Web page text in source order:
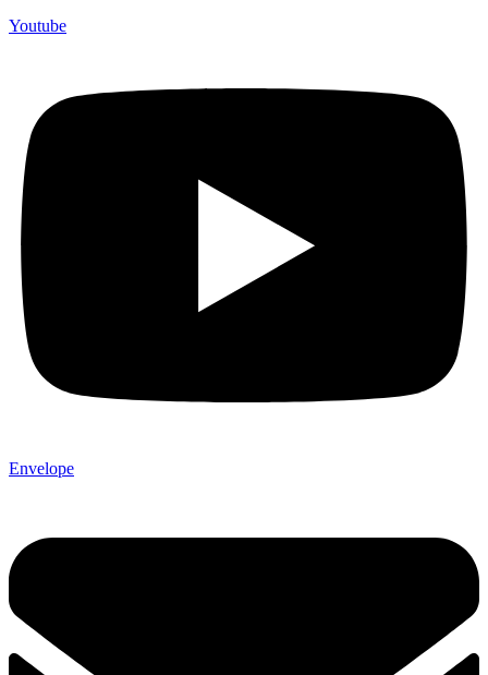
Youtube
Envelope